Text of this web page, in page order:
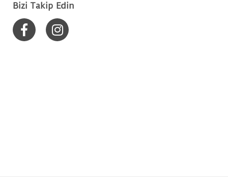
Bizi Takip Edin